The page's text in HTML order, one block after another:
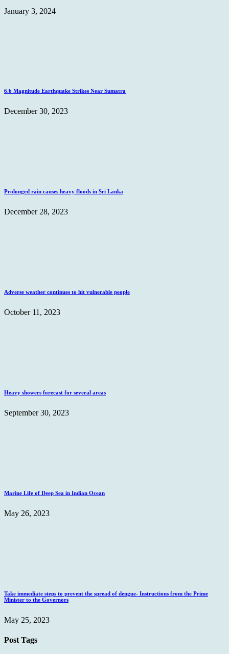
January 3, 2024
6.6 Magnitude Earthquake Strikes Near Sumatra
December 30, 2023
Prolonged rain causes heavy floods in Sri Lanka
December 28, 2023
Adverse weather continues to hit vulnerable people
October 11, 2023
Heavy showers forecast for several areas
September 30, 2023
Marine Life of Deep Sea in Indian Ocean
May 26, 2023
Take immediate steps to prevent the spread of dengue- Instructions from the Prime
Minister to the Governors
May 25, 2023
Post Tags